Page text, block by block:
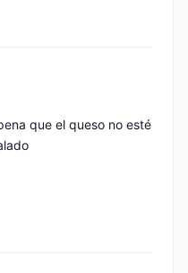
que el queso no esté